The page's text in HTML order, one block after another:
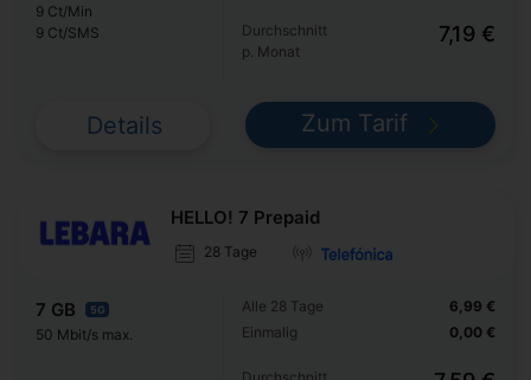
9 Ct/Min
9 Ct/SMS
Durchschnitt
p. Monat
7,19 €
Details Zum Tarif
HELLO! 7 Prepaid
28 Tage
7 GB 5G
50 Mbit/s max.
Alle 28 Tage
Einmalig
6,99 €
0,00 €